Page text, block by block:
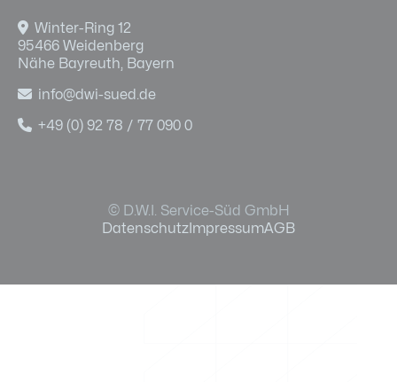
 Winter-Ring 12
95466 Weidenberg
Nähe Bayreuth, Bayern
 info@dwi-sued.de
 +49 (0) 92 78 / 77 090 0
Datenschutz ImpressumAGB
© D.W.I. Service-Süd GmbH